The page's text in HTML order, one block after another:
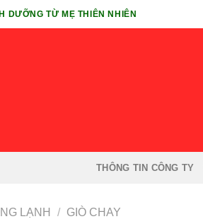
DƯỠNG TỪ MẸ THIÊN NHIÊN
THÔNG TIN CÔNG TY
LẠNH / GIÒ CHAY